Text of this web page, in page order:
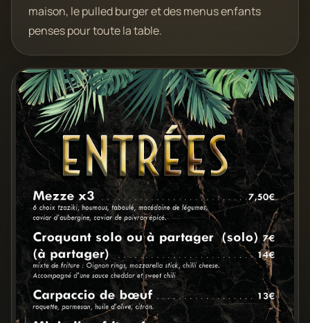
maison, le pulled burger et des menus enfants
penses pour toute la table.